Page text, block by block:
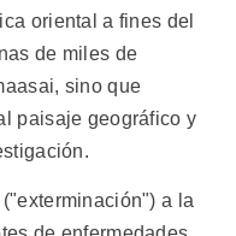
oriental a fines del
de miles de
sino que
paisaje geográfico y
a la